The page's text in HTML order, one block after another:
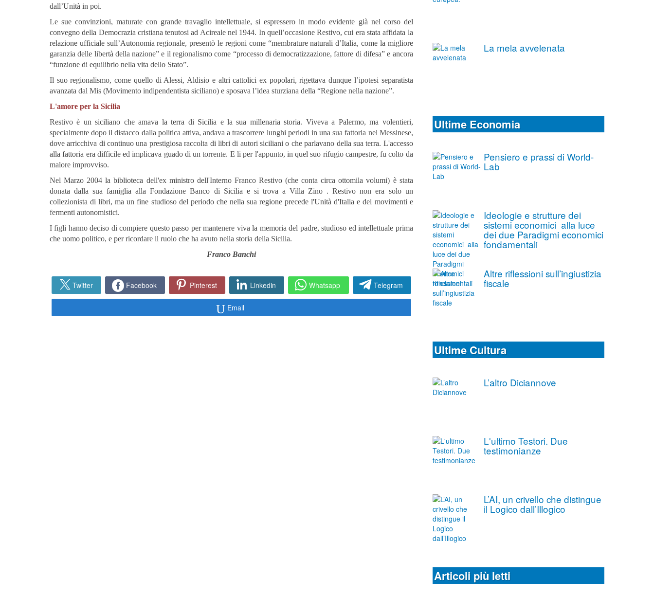
dall’Unità in poi.
Le sue convinzioni, maturate con grande travaglio intellettuale, si espressero in modo evidente già nel corso del
convegno della Democrazia cristiana tenutosi ad Acireale nel 1944. In quell’occasione Restivo, cui era stata affidata la
relazione ufficiale sull’Autonomia regionale, presentò le regioni come “membrature naturali d’Italia, come la migliore
garanzia delle libertà della nazione” e il regionalismo come “processo di democratizzazione, fattore di difesa” e ancora
“funzione di equilibrio nella vita dello Stato”.
Il suo regionalismo, come quello di Alessi, Aldisio e altri cattolici ex popolari, rigettava dunque l’ipotesi separatista
avanzata dal Mis (Movimento indipendentista siciliano) e sposava l’idea sturziana della “Regione nella nazione”.
L'amore per la Sicilia
Restivo è un siciliano che amava la terra di Sicilia e la sua millenaria storia. Viveva a Palermo, ma volentieri,
specialmente dopo il distacco dalla politica attiva, andava a trascorrere lunghi periodi in una sua fattoria nel Messinese,
dove arricchiva di continuo una prestigiosa raccolta di libri di autori siciliani o che parlavano della sua terra. L'accesso
alla fattoria era difficile ed implicava guado di un torrente. E li per l'appunto, in quel suo rifugio campestre, fu colto da
malore improvviso.
Nel Marzo 2004 la biblioteca dell'ex ministro dell'Interno Franco Restivo (che conta circa ottomila volumi) è stata
donata dalla sua famiglia alla Fondazione Banco di Sicilia e si trova a Villa Zino . Restivo non era solo un
collezionista di libri, ma un fine studioso del periodo che nella sua regione precede l'Unità d'Italia e dei movimenti e
fermenti autonomistici.
I figli hanno deciso di compiere questo passo per mantenere viva la memoria del padre, studioso ed intellettuale prima
che uomo politico, e per ricordare il ruolo che ha avuto nella storia della Sicilia.
Franco Banchi
Twitter Facebook Pinterest Linkedin Whatsapp Telegram
Email
La mela avvelenata
Ultime Economia
Pensiero e prassi di World-
Lab
Ideologie e strutture dei
sistemi economici alla luce
dei due Paradigmi economici
fondamentali
Altre riflessioni sull’ingiustizia
fiscale
Ultime Cultura
L’altro Diciannove
L'ultimo Testori. Due
testimonianze
L’AI, un crivello che distingue
il Logico dall’Illogico
Articoli più letti